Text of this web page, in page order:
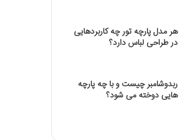
هر مدل پارچه تور چه کاربردهایی
در طراحی لباس دارد؟
ربدوشامبر چیست و با چه پارچه
هایی دوخته می شود؟